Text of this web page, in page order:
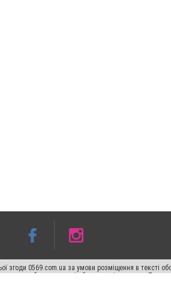
згоди 0569.com.ua за умови розміщення в
другого абзацу в тексті або в якості джерела.